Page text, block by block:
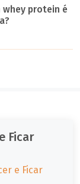
protein é
Ficar
e Ficar